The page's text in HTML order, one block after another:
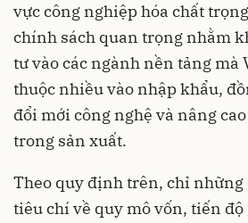
vực công nghiệp hóa chất
chính sách quan trọng nhằm
tư vào các ngành nền tảng mà
thuộc nhiều vào nhập khẩu,
đổi mới công nghệ và nâng
trong sản xuất.
Theo quy định trên, chỉ những
tiêu chí về quy mô vốn, tiến